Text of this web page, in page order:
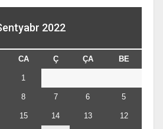
Sentyabr 2022
BE
ÇA
Ç
CA
12
13
14
15